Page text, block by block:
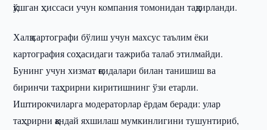
қўшган ҳиссаси учун компания томонидан тақдирланди.
Халқ картографи бўлиш учун махсус таълим ёки
картография соҳасидаги тажриба талаб этилмайди.
Бунинг учун хизмат қоидалари билан танишиш ва
биринчи таҳрирни киритишнинг ўзи етарли.
Иштирокчиларга модераторлар ёрдам беради: улар
таҳрирни қандай яхшилаш мумкинлигини тушунтириб,